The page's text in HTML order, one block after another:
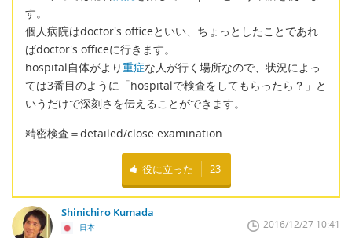
す。
個人病院はdoctor's officeといい、ちょっとしたことであれ
ばdoctor's officeに行きます。
hospital自体がより重症な人が行く場所なので、状況によっ
ては3番目のように「hospitalで検査をしてもらったら？」と
いうだけで深刻さを伝えることができます。
精密検査＝detailed/close examination
役に立った 23
Shinichiro Kumada
日本 2016/12/27 10:41